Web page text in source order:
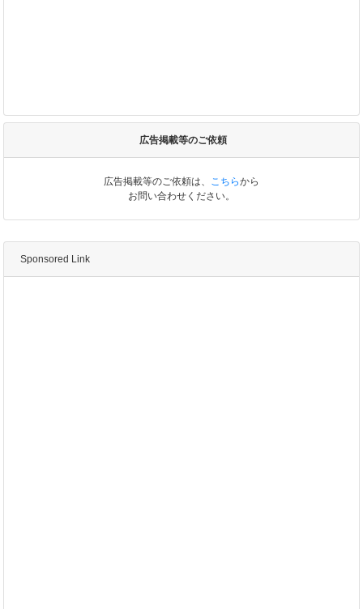
広告掲載等のご依頼
広告掲載等のご依頼は、 こちらから
お問い合わせください。
Sponsored Link